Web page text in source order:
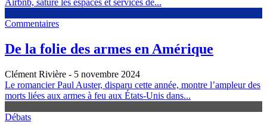
Airbnb, sature les espaces et services de...
Commentaires
De la folie des armes en Amérique
Clément Rivière - 5 novembre 2024
Le romancier Paul Auster, disparu cette année, montre l’ampleur des
morts liées aux armes à feu aux États-Unis dans...
Débats